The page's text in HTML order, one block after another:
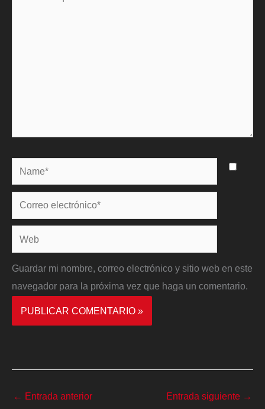
Name*
Correo
electrónico*
Web
Guardar mi nombre, correo electrónico y sitio web en este
navegador para la próxima vez que haga un comentario.
← Entrada anterior Entrada siguiente →